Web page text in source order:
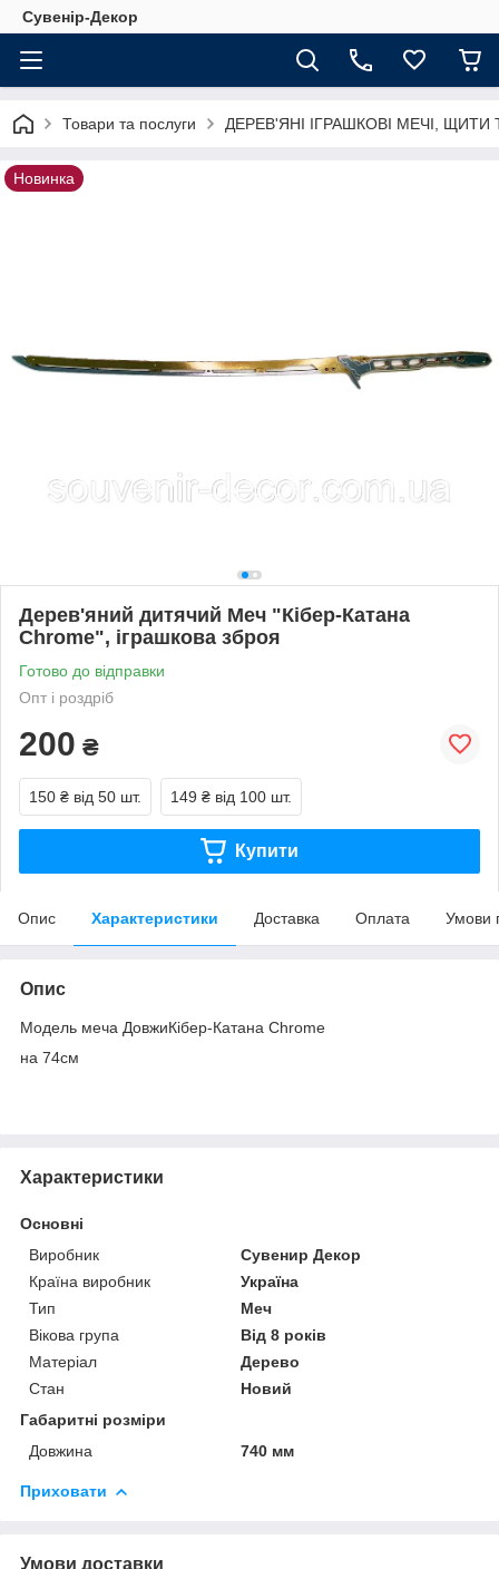
Сувенір-Декор
Товари та послуги ДЕРЕВ'ЯНІ ІГРАШКОВІ МЕЧІ,
Новинка
Дерев'яний дитячий Меч "Кібер-Катана
Chrome", іграшкова зброя
Готово до відправки
Опт і роздріб
200 ₴
150 ₴ від 50 шт. 149 ₴ від 100 шт.
Купити
Опис Характеристики Доставка Оплата Умови
Опис
Модель меча ДовжиКібер-Катана Chrome
на 74см
Характеристики
Основні
Виробник
Сувенир Декор
Країна виробник
Україна
Тип
Меч
Вікова група
Від 8 років
Матеріал
Дерево
Стан
Новий
Габаритні розміри
Довжина
740 мм
Приховати
Умови доставки